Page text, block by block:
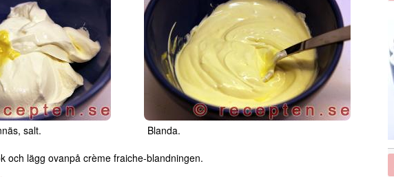
salt.
Blanda.
och lägg ovanpå crème fraiche-blandningen.